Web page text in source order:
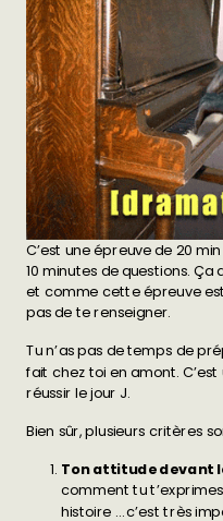
C’est une épreuve de 20
10 minutes de questions.
et comme cette épreuve
pas de te renseigner.
Tu n’as pas de temps de
fait chez toi en amont.
réussir le jour J.
Bien sûr, plusieurs critères
Ton attitude devant
comment tu
histoire … c’est très